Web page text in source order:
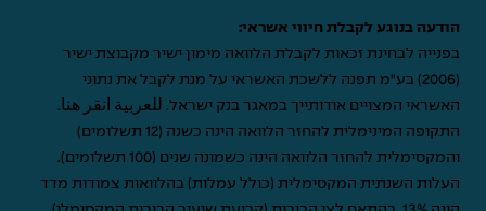
הודעה בנוגע לקבלת חיווי אשראי:
בפנייה לבחינת זכאות לקבלת הלוואה מימון ישיר מקבוצת ישיר
(2006) בע"מ תפנה ללשכת האשראי על מנת לקבל את נתוני
האשראי המצויים אודותייך במאגר בנק ישראל. للعربية انقر هنا.
התקופה המינימלית להחזר הלוואה הינה כשנה (12 תשלומים)
והמקסימלית להחזר הלוואה הינה כשמונה שנים (100 תשלומים).
העלות השנתית המקסימלית (כולל עמלות) בהלוואות צמודות מדד